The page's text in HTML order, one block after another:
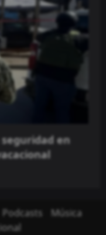
en
Podcasts
Música